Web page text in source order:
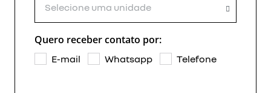
Selecione uma unidade
Quero receber contato por:
E-mail Whatsapp Telefone